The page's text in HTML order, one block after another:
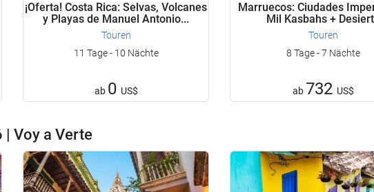
¡Oferta! Costa Rica: Selvas, Volcanes
y Playas de Manuel Antonio...
Touren
11 Tage - 10 Nächte
ab 0 US$
Marruecos: Ciudades
Mil Kasbahs +
Touren
8 Tage - 7 Nächte
ab 732 US$
| Voy a Verte